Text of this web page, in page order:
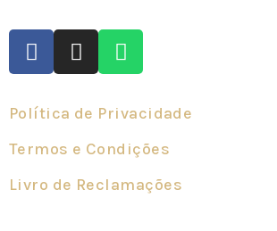
Política de Privacidade
Termos e Condições
Livro de Reclamações